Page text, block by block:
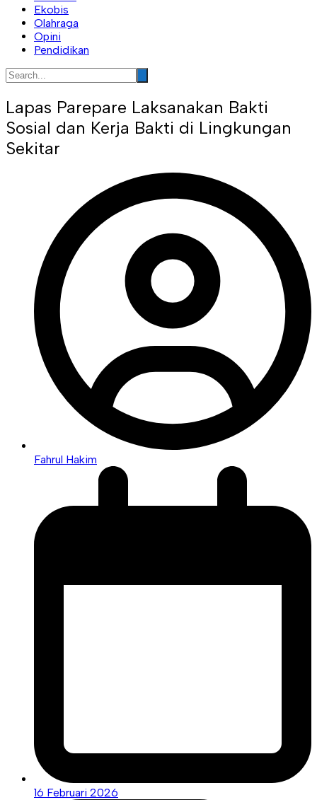
Ekobis
Olahraga
Opini
Pendidikan
Lapas Parepare Laksanakan Bakti
Sosial dan Kerja Bakti di Lingkungan
Sekitar
Fahrul Hakim
16 Februari 2026